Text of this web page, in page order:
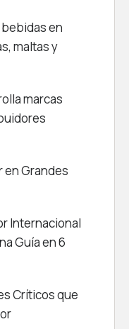
en
maltas y
marcas
en Grandes
Internacional
Guía en 6
Críticos que